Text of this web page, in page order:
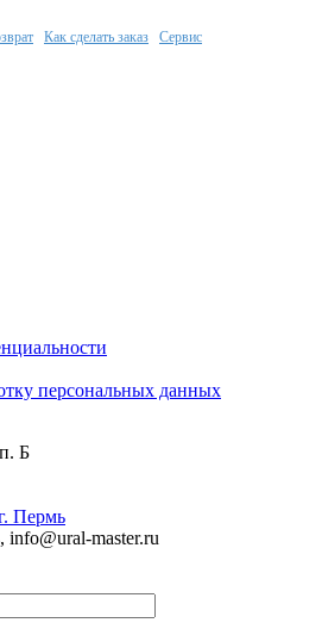
Как сделать заказ Сервис
персональных данных
Б
Пермь
info@ural-master.ru